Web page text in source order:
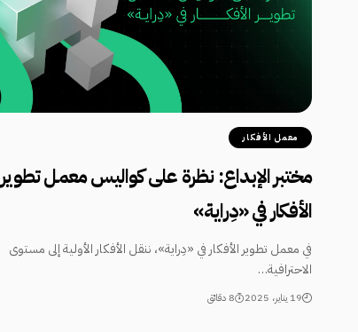
معمل الأفكار
مختبر الإبداع: نظرة على كواليس معمل تطوير
الأفكار في «دِراية»
في معمل تطوير الأفكار في «دِراية»، ننقل الأفكار الأولية إلى مستوى
الاحترافية…
19 يناير، 2025 8 دقائق